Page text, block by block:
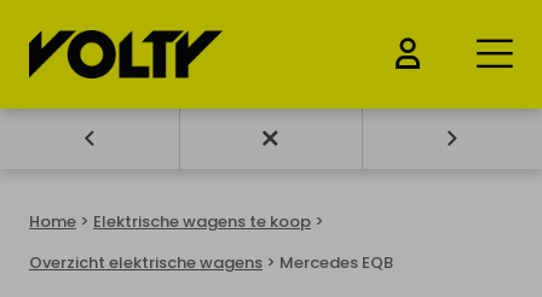
KOOP ELEKTRSCH
VOERTUIG
Elektrische wagens te koop
Home > Elektrische wagens te koop >
Overzicht elektrische wagens > Mercedes EQB